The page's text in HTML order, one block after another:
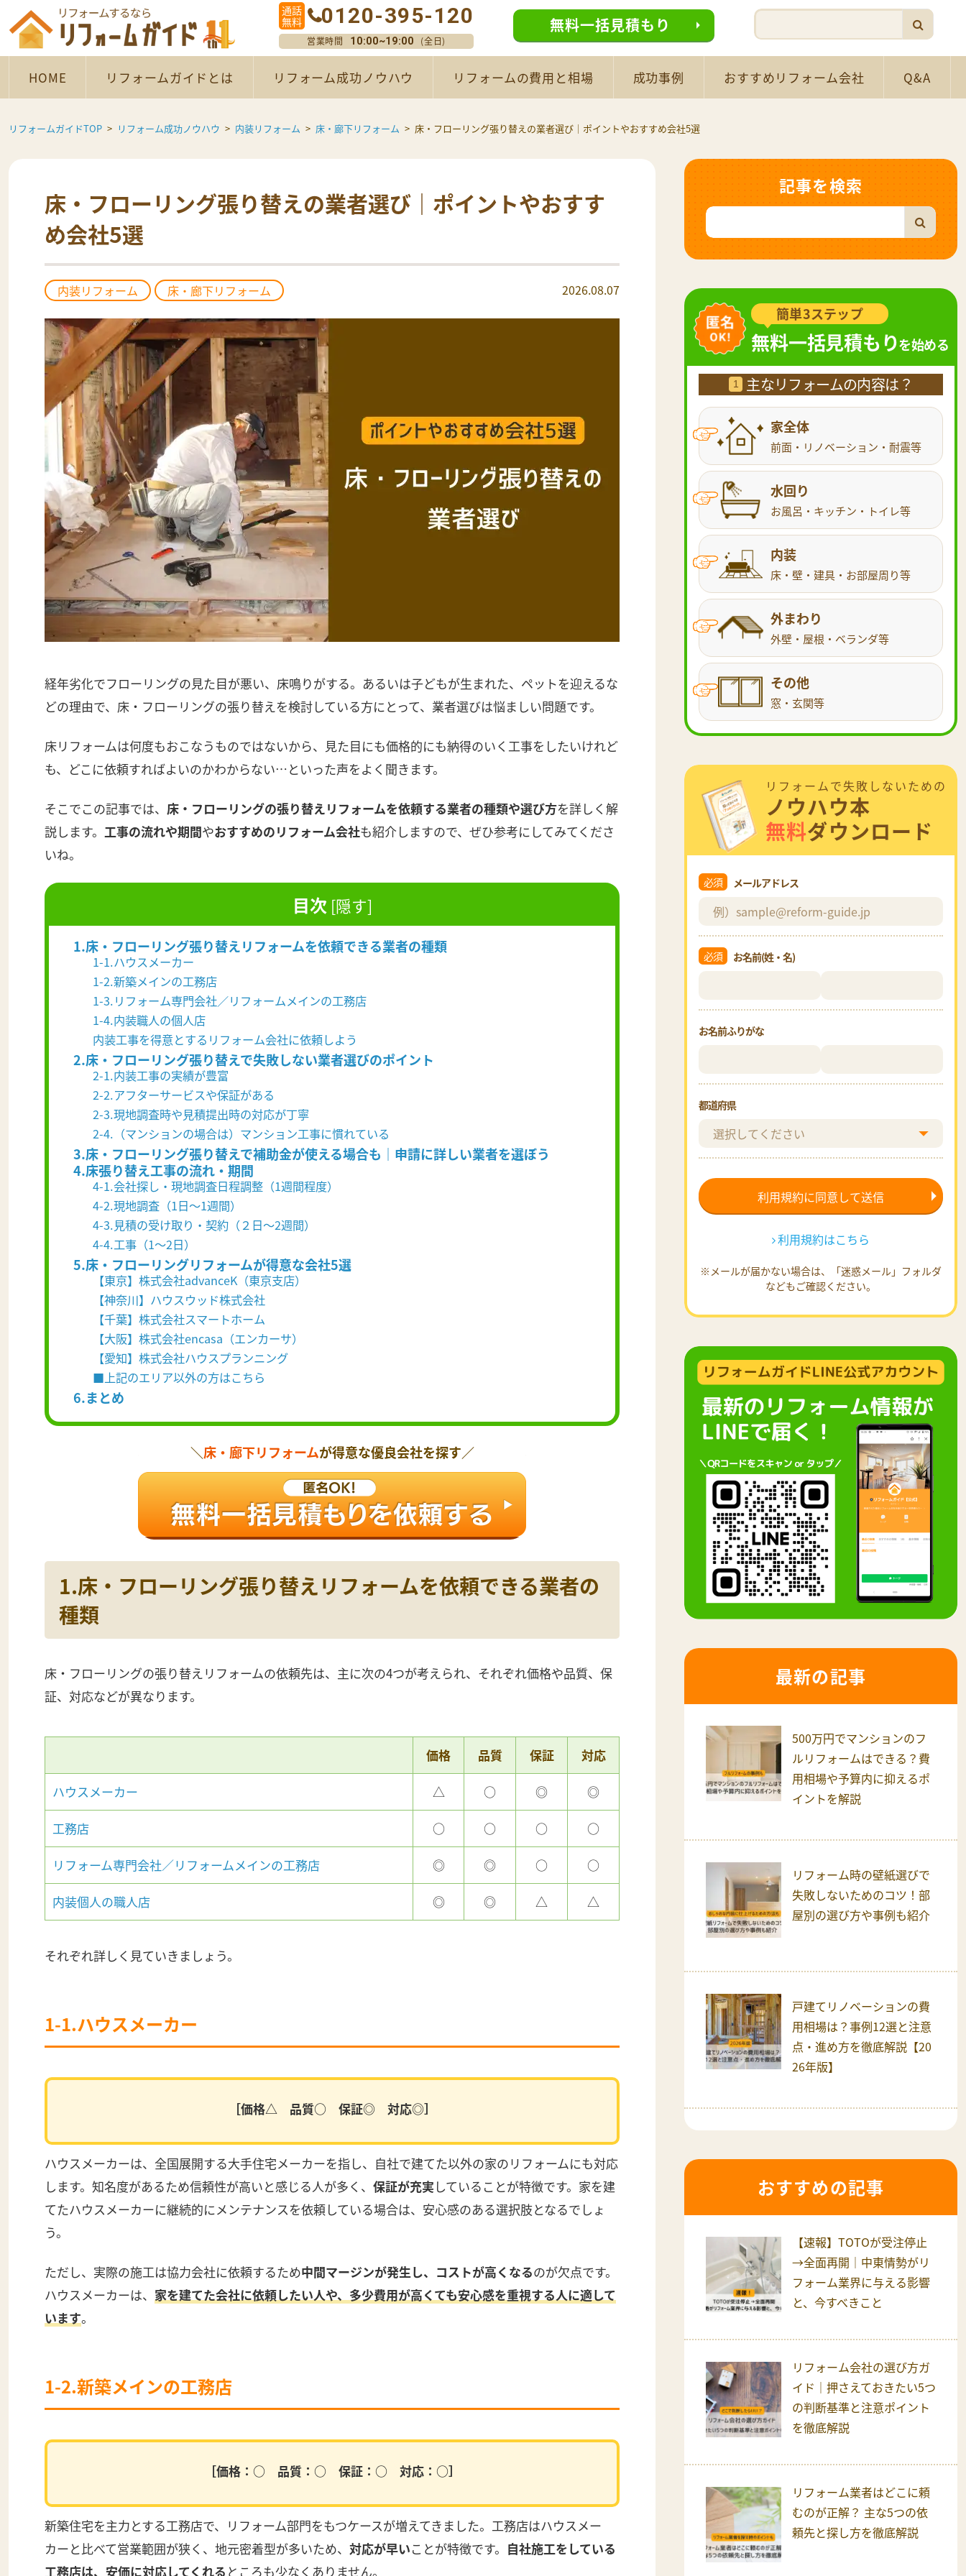
通話
無料
0120-395-120
営業時間 10:00~19:00 (全日)
無料一括見積もり
HOME リフォームガイドとは リフォーム成功ノウハウ リフォームの費用と相場 成功事例 おすすめリフォーム会社 Q&A
リフォームガイドTOP リフォーム成功ノウハウ 内装リフォーム 床・廊下リフォーム 床・フローリング張り替えの業者選び｜ポイントやおすすめ会社5選
床・フローリング張り替えの業者選び｜ポイントやおすす
め会社5選
内装リフォーム 床・廊下リフォーム 2026.08.07
経年劣化でフローリングの見た目が悪い、床鳴りがする。あるいは子どもが生まれた、ペットを迎えるな
どの理由で、床・フローリングの張り替えを検討している方にとって、業者選びは悩ましい問題です。
床リフォームは何度もおこなうものではないから、見た目にも価格的にも納得のいく工事をしたいけれど
も、どこに依頼すればよいのかわからない…といった声をよく聞きます。
そこでこの記事では、 床・フローリングの張り替えリフォームを依頼する業者の種類や選び方を詳しく解
説します。 工事の流れや期間やおすすめのリフォーム会社も紹介しますので、ぜひ参考にしてみてくださ
いね。
目次 [隠す]
1.床・フローリング張り替えリフォームを依頼できる業者の種類
1-1.ハウスメーカー
1-2.新築メインの工務店
1-3.リフォーム専門会社／リフォームメインの工務店
1-4.内装職人の個人店
内装工事を得意とするリフォーム会社に依頼しよう
2.床・フローリング張り替えで失敗しない業者選びのポイント
2-1.内装工事の実績が豊富
2-2.アフターサービスや保証がある
2-3.現地調査時や見積提出時の対応が丁寧
2-4.（マンションの場合は）マンション工事に慣れている
3.床・フローリング張り替えで補助金が使える場合も｜申請に詳しい業者を選ぼう
4.床張り替え工事の流れ・期間
4-1.会社探し・現地調査日程調整（1週間程度）
4-2.現地調査（1日～1週間）
4-3.見積の受け取り・契約（２日～2週間）
4-4.工事（1～2日）
5.床・フローリングリフォームが得意な会社5選
【東京】株式会社advanceK（東京支店）
【神奈川】ハウスウッド株式会社
【千葉】株式会社スマートホーム
【大阪】株式会社encasa（エンカーサ）
【愛知】株式会社ハウスプランニング
■上記のエリア以外の方はこちら
6.まとめ
＼床・廊下リフォームが得意な優良会社を探す／
1.床・フローリング張り替えリフォームを依頼できる業者の
種類
床・フローリングの張り替えリフォームの依頼先は、主に次の4つが考えられ、それぞれ価格や品質、保
証、対応などが異なります。
価格 品質 保証 対応
ハウスメーカー △ ○ ◎ ◎
工務店 ○ ○ ○ ○
リフォーム専門会社／リフォームメインの工務店 ◎ ◎ ○ ○
内装個人の職人店 ◎ ◎ △ △
それぞれ詳しく見ていきましょう。
1-1.ハウスメーカー
［価格△ 品質○ 保証◎ 対応◎］
ハウスメーカーは、全国展開する大手住宅メーカーを指し、自社で建てた以外の家のリフォームにも対応
します。知名度があるため信頼性が高いと感じる人が多く、 保証が充実 していることが特徴です。家を建
てたハウスメーカーに継続的にメンテナンスを依頼している場合は、安心感のある選択肢となるでしょ
う。
ただし、実際の施工は協力会社に依頼するため中間マージンが発生し、コストが高くなるのが欠点です。
ハウスメーカーは、 家を建てた会社に依頼したい人や、多少費用が高くても安心感を重視する人に適して
います。
1-2.新築メインの工務店
［価格：○ 品質：○ 保証：○ 対応：○］
新築住宅を主力とする工務店で、リフォーム部門をもつケースが増えてきました。工務店はハウスメー
カーと比べて営業範囲が狭く、地元密着型が多いため、 対応が早いことが特徴です。 自社施工をしている
工務店は、安価に対応してくれる ところも少なくありません。
記事を検索
簡単3ステップ
無料一括見積もりを始める
1 主なリフォームの内容は？
家全体
前面・リノベーション・耐震等
水回り
お風呂・キッチン・トイレ等
内装
床・壁・建具・お部屋周り等
外まわり
外壁・屋根・ベランダ等
その他
窓・玄関等
リフォームで失敗しないための
ノウハウ本
無料ダウンロード
必須 メールアドレス
必須 お名前(姓・名)
お名前ふりがな
都道府県
利用規約はこちら
※メールが届かない場合は、「迷惑メール」フォルダ
などもご確認ください。
最新の記事
500万円でマンションのフ
ルリフォームはできる？費
用相場や予算内に抑えるポ
イントを解説
リフォーム時の壁紙選びで
失敗しないためのコツ！部
屋別の選び方や事例も紹介
戸建てリノベーションの費
用相場は？事例12選と注意
点・進め方を徹底解説【20
26年版】
おすすめの記事
【速報】TOTOが受注停止
→全面再開｜中東情勢がリ
フォーム業界に与える影響
と、今すべきこと
リフォーム会社の選び方ガ
イド｜押さえておきたい5つ
の判断基準と注意ポイント
を徹底解説
リフォーム業者はどこに頼
むのが正解？ 主な5つの依
頼先と探し方を徹底解説